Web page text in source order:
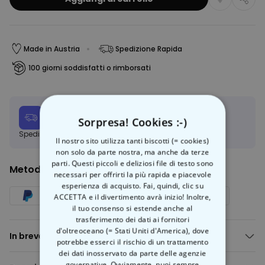
Made in Austria
Spedizione Rapida
100 giorni soddisfatti o rimborsati
Mar, 11.08 – Gio, 13.08
Spedizione gratuita a partire da 50 €
Metodo di pagamento
In breve
in stile carte da gioco
Sorpresa! Cookies :-)
Il nostro sito utilizza tanti biscotti (= cookies)
non solo da parte nostra, ma anche da terze
parti. Questi piccoli e deliziosi file di testo sono
necessari per offrirti la più rapida e piacevole
esperienza di acquisto. Fai, quindi, clic su
ACCETTA e il divertimento avrà inizio! Inoltre,
il tuo consenso si estende anche al
trasferimento dei dati ai fornitori
d'oltreoceano (= Stati Uniti d'America), dove
potrebbe esserci il rischio di un trattamento
dei dati inosservato da parte delle agenzie